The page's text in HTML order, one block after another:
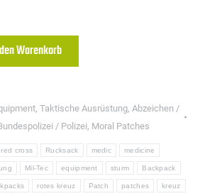
Warenkorb
, Taktische Ausrüstung, Abzeichen /
/ Polizei, Moral Patches
red cross Rucksack medic medicine
Mil-Tec equipment sturm Backpack
rotes kreuz Patch patches kreuz